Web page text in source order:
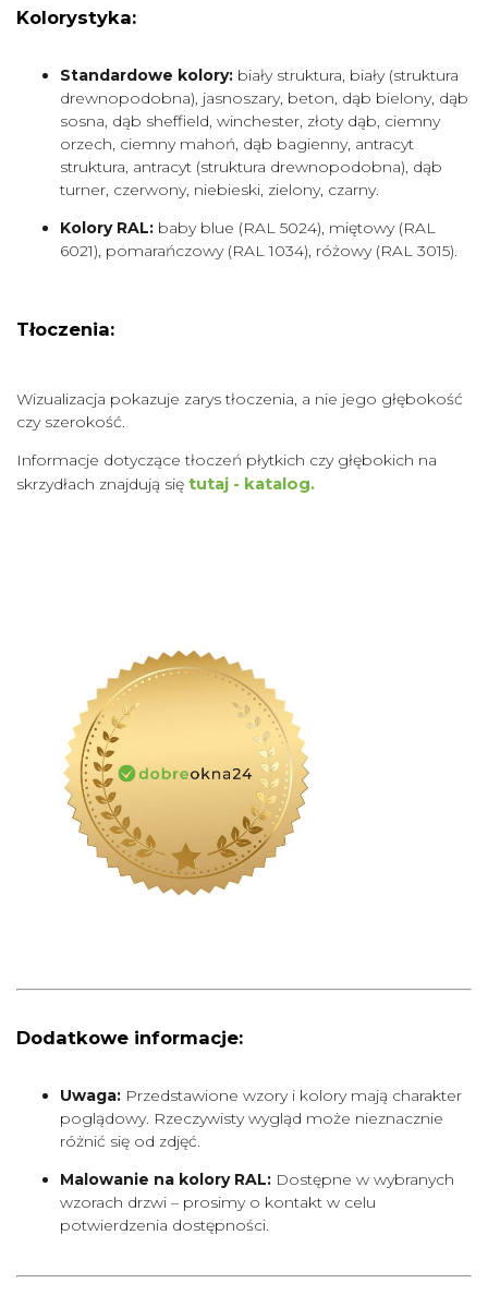
Kolorystyka:
Standardowe kolory: biały struktura, biały (struktura
drewnopodobna), jasnoszary, beton, dąb bielony, dąb
sosna, dąb sheffield, winchester, złoty dąb, ciemny
orzech, ciemny mahoń, dąb bagienny, antracyt
struktura, antracyt (struktura drewnopodobna), dąb
turner, czerwony, niebieski, zielony, czarny.
Kolory RAL: baby blue (RAL 5024), miętowy (RAL
6021), pomarańczowy (RAL 1034), różowy (RAL 3015).
Tłoczenia:
Wizualizacja pokazuje zarys tłoczenia, a nie jego głębokość
czy szerokość.
Informacje dotyczące tłoczeń płytkich czy głębokich na
skrzydłach znajdują się tutaj - katalog.
Dodatkowe informacje:
Uwaga: Przedstawione wzory i kolory mają charakter
poglądowy. Rzeczywisty wygląd może nieznacznie
różnić się od zdjęć.
Malowanie na kolory RAL: Dostępne w wybranych
wzorach drzwi – prosimy o kontakt w celu
potwierdzenia dostępności.